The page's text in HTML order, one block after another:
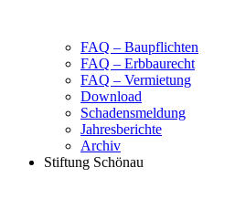
FAQ – Baupflichten
FAQ – Erbbaurecht
FAQ – Vermietung
Download
Schadensmeldung
Jahresberichte
Archiv
Stiftung Schönau